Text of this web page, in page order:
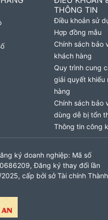
THÔNG TIN
Điều khoản sử
Hợp đồng mẫu
Chính sách bảo
khách hàng
Quy trình cung
giải quyết khiếu
hàng
Chính sách bảo
dùng dễ bị tổn
Thông tin công
ký doanh nghiệp: Mã số
Đăng ký thay đổi lần
cấp bởi sở Tài chính Thành